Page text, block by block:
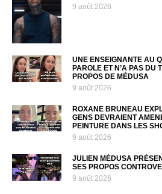
9 août 2026
UNE ENSEIGNANTE AU
PAROLE ET N’A PAS DU
PROPOS DE MÉDUSA
9 août 2026
ROXANE BRUNEAU
GENS DEVRAIENT
PEINTURE DANS LES
9 août 2026
JULIEN MÉDUSA
SES PROPOS
9 août 2026